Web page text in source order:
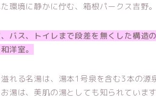
環境に静かに佇む、箱根パークス吉野。
バス、トイレまで段差を無くした構造
洋室。
れる名湯は、湯本1号泉を含む3本の源
湯は、美肌の湯としても知られています